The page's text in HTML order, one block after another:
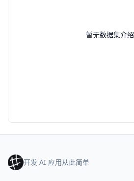
暂无数据集介绍
开发 AI 应用从此简单